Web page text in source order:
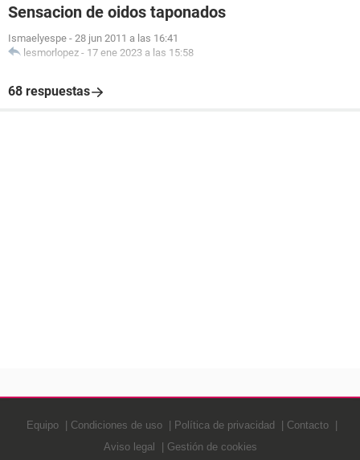
Sensacion de oidos taponados
Ismaelyespe - 28 jun 2011 a las 16:41
lesmorlopez - 17 ene 2023 a las 15:58
68 respuestas
Equipo Condiciones de uso Política de privacidad
Contacto
Aviso legal
Gestión de cookies